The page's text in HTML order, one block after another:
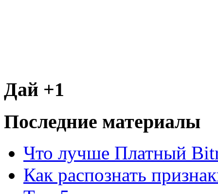
Дай +1
Последние материалы
Что лучше Платный
Как распознать